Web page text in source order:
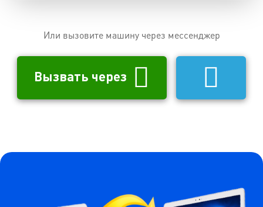
Или вызовите машину через мессенджер
Вызвать через